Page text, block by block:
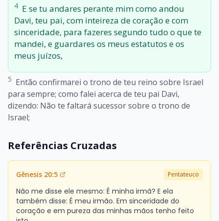
4 E se tu andares perante mim como andou
Davi, teu pai, com inteireza de coração e com
sinceridade, para fazeres segundo tudo o que te
mandei, e guardares os meus estatutos e os
meus juízos,
5 Então confirmarei o trono de teu reino sobre Israel
para sempre; como falei acerca de teu pai Davi,
dizendo: Não te faltará sucessor sobre o trono de
Israel;
Referências Cruzadas
Gênesis 20:5 Pentateuco
Não me disse ele mesmo: É minha irmã? E ela
também disse: É meu irmão. Em sinceridade do
coração e em pureza das minhas mãos tenho feito